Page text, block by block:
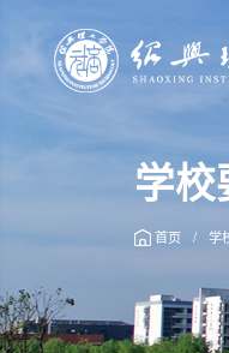
学
首页 / 学